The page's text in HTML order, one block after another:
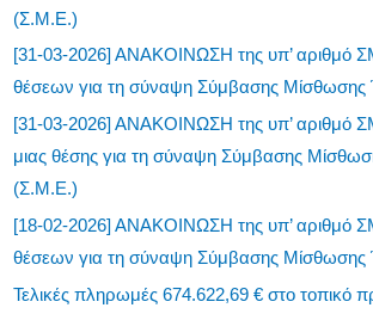
(Σ.Μ.Ε.)
[31-03-2026] ΑΝΑΚΟΙΝΩΣΗ της υπ’ αριθμό
θέσεων για τη σύναψη Σύμβασης
[31-03-2026] ΑΝΑΚΟΙΝΩΣΗ της υπ’ αριθμό
μιας θέσης για τη σύναψη Σύμβασης
(Σ.Μ.Ε.)
[18-02-2026] ΑΝΑΚΟΙΝΩΣΗ της υπ’ αριθμό
θέσεων για τη σύναψη Σύμβασης
Τελικές πληρωμές 674.622,69 € στο τοπικό